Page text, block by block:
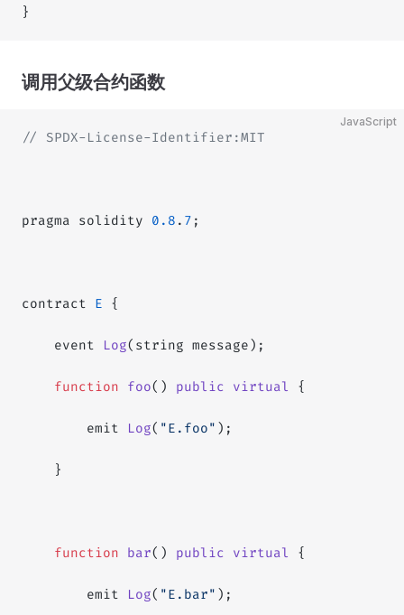
}
调用父级合约函数
JavaScript
// SPDX-License-Identifier:MIT
pragma solidity 0.8 . 7 ;
contract E {
event Log(string message);
function foo() public virtual {
emit Log( "E.foo" );
}
function bar() public virtual {
emit Log( "E.bar" );